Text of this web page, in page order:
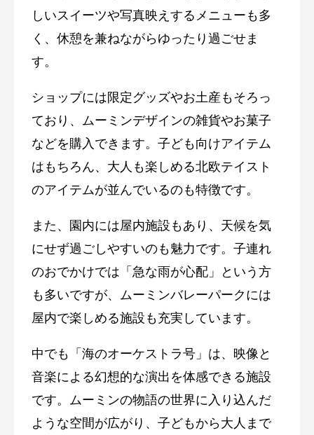
しいスイーツや写真映えするメニューも多
く、休憩を兼ねながらゆったり過ごせま
す。
ショップには限定グッズやお土産もそろっ
ており、ムーミンデザインの雑貨やお菓子
などを購入できます。子ども向けアイテム
はもちろん、大人も楽しめる北欧テイスト
のアイテムが並んでいるのも特徴です。
また、園内には屋内施設もあり、天候を気
にせず過ごしやすいのも魅力です。子連れ
のおでかけでは「急な雨が心配」という方
も多いですが、ムーミンバレーパークには
屋内で楽しめる施設も充実しています。
中でも「海のオーケストラ号」は、映像と
音楽による幻想的な演出を体感できる施設
です。ムーミンの物語の世界に入り込んだ
ような空間が広がり、子どもから大人まで